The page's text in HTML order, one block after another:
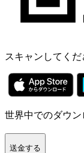
スキャンしてくだ
世界中でのダウ
送金する